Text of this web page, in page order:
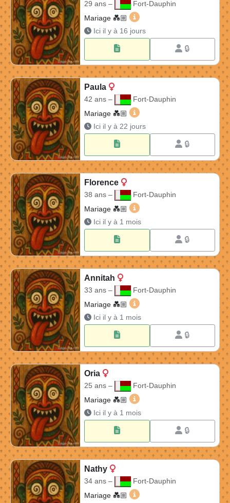
29 ans –
Fort-Dauphin
Mariage 💑🏼​
Nicaise 29 ans à Fort-
Ici il y à 16 jours
🔒
Paula
42 ans –
Fort-Dauphin
Mariage 💑🏼​
Paula 42 ans à Fort-
Ici il y à 22 jours
🔒
Florence
38 ans –
Fort-Dauphin
Mariage 💑🏼​
Florence 38 ans à Fort-
Ici il y à 1 mois
🔒
Annitah
33 ans –
Fort-Dauphin
Mariage 💑🏼​
Annitah 33 ans à Fort-
Ici il y à 1 mois
🔒
Oria
25 ans –
Fort-Dauphin
Mariage 💑🏼​
Oria 25 ans à Fort-
Ici il y à 1 mois
🔒
Nathy
34 ans –
Fort-Dauphin
Mariage 💑🏼​
Nathy 34 ans à Fort-